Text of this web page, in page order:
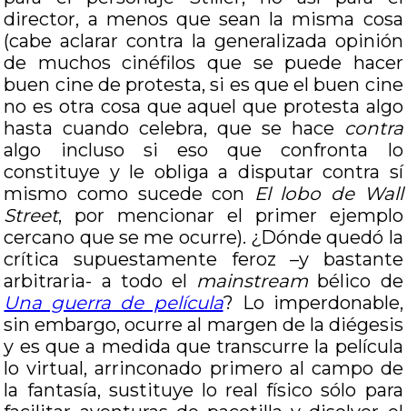
director, a menos que sean la misma cosa
(cabe aclarar contra la generalizada opinión
de muchos cinéfilos que se puede hacer
buen cine de protesta, si es que el buen cine
no es otra cosa que aquel que protesta algo
hasta cuando celebra, que se hace contra
algo incluso si eso que confronta lo
constituye y le obliga a disputar contra sí
mismo como sucede con El lobo de Wall
Street, por mencionar el primer ejemplo
cercano que se me ocurre). ¿Dónde quedó la
crítica supuestamente feroz –y bastante
arbitraria- a todo el mainstream bélico de
Una guerra de película? Lo imperdonable,
sin embargo, ocurre al margen de la diégesis
y es que a medida que transcurre la película
lo virtual, arrinconado primero al campo de
la fantasía, sustituye lo real físico sólo para